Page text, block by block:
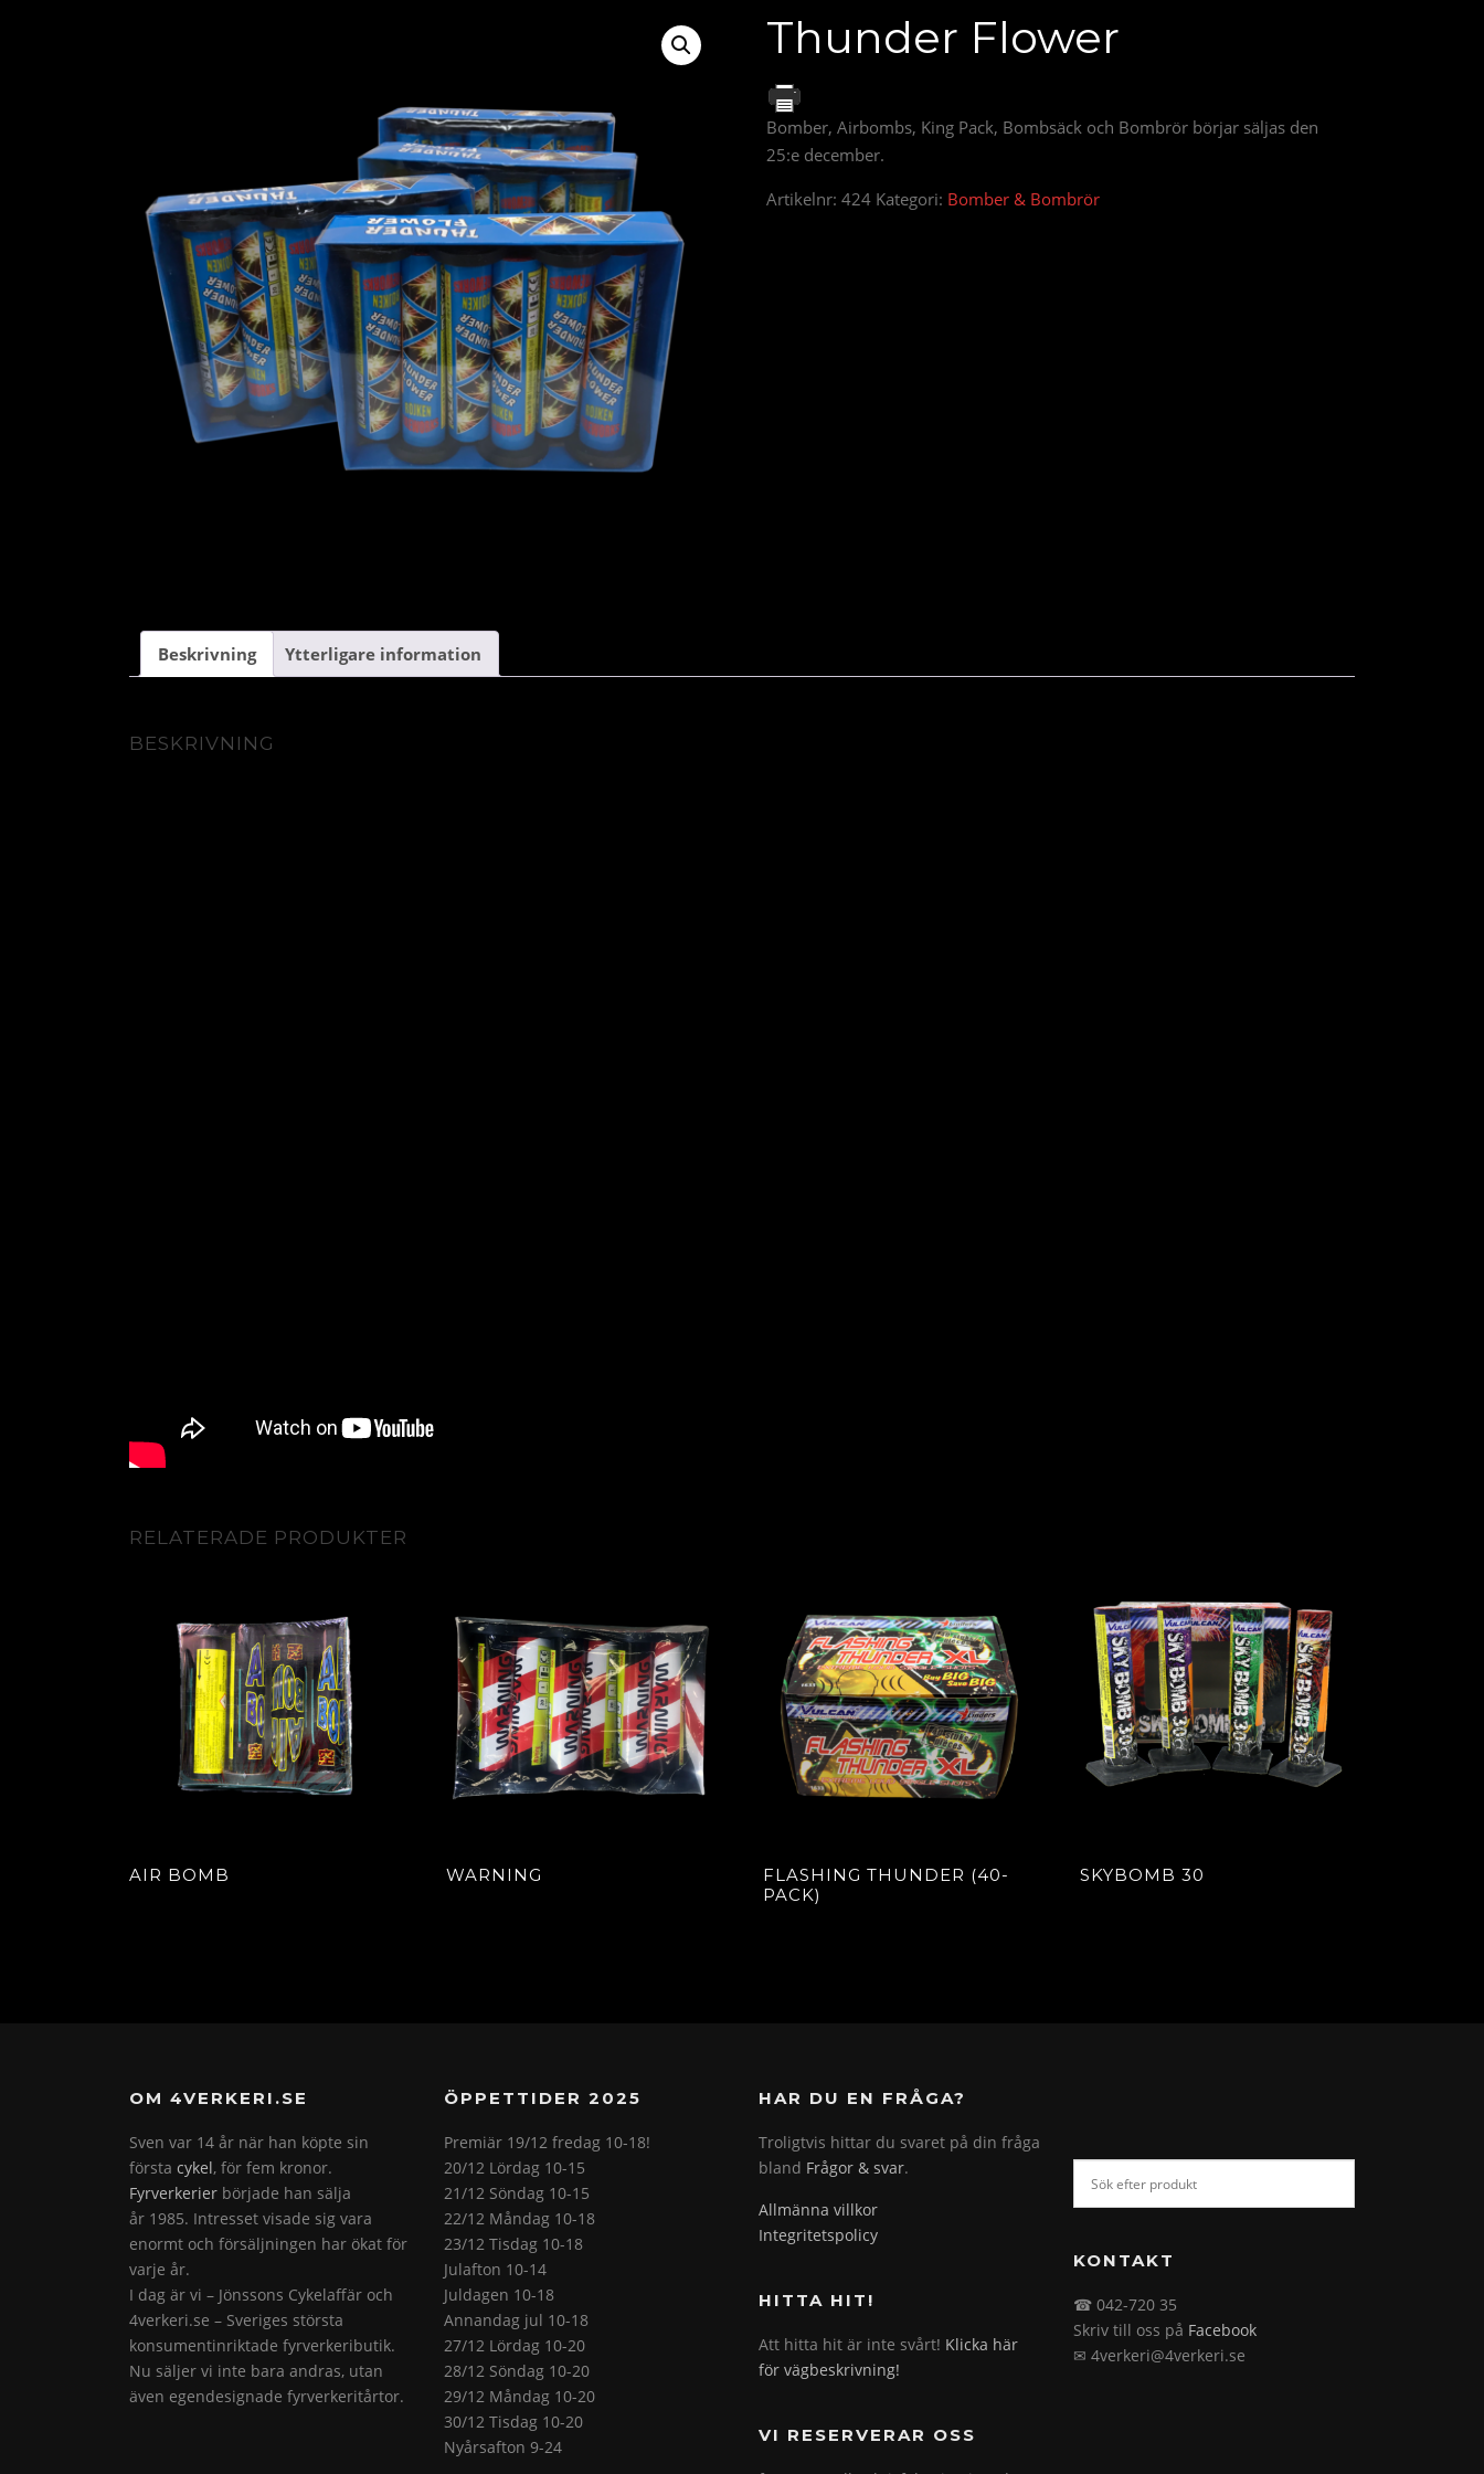
Thunder Flower
Bomber, Airbombs, King Pack, Bombsäck och Bombrör börjar säljas den
25:e december.
Artikelnr:424 Kategori: Bomber & Bombrör
Beskrivning Ytterligare information
BESKRIVNING
RELATERADE PRODUKTER
AIR BOMB WARNING
FLASHING THUNDER (40-
PACK)
SKYBOMB 30
OM 4VERKERI.SE
Sven var 14 år när han köpte sin
första cykel, för fem kronor.
Fyrverkerier började han sälja
år 1985. Intresset visade sig vara
enormt och försäljningen har ökat för
varje år.
I dag är vi – Jönssons Cykelaffär och
4verkeri.se – Sveriges största
konsumentinriktade fyrverkeributik.
Nu säljer vi inte bara andras, utan
även egendesignade fyrverkeritårtor.
ÖPPETTIDER 2025
Premiär 19/12 fredag 10-18!
20/12 Lördag 10-15
21/12 Söndag 10-15
22/12 Måndag 10-18
23/12 Tisdag 10-18
Julafton 10-14
Juldagen 10-18
Annandag jul 10-18
27/12 Lördag 10-20
28/12 Söndag 10-20
29/12 Måndag 10-20
30/12 Tisdag 10-20
Nyårsafton 9-24
HAR DU EN FRÅGA?
Troligtvis hittar du svaret på din fråga
bland Frågor & svar.
Allmänna villkor
Integritetspolicy
HITTA HIT!
Att hitta hit är inte svårt! Klicka här
för vägbeskrivning!
VI RESERVERAR OSS
KONTAKT
☎ 042-720 35
Skriv till oss på Facebook
✉ 4verkeri@4verkeri.se